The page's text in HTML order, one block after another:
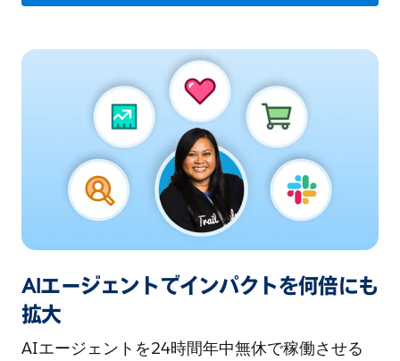
AIエージェントでインパクトを何倍にも
拡大
AIエージェントを24時間年中無休で稼働させる